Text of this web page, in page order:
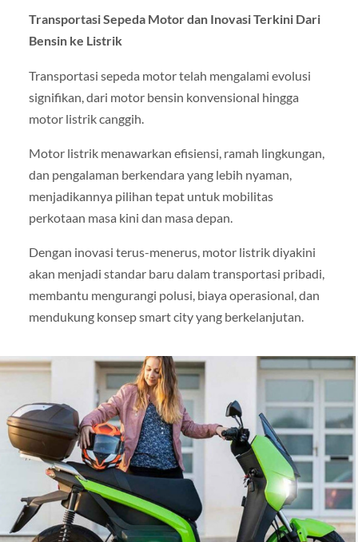
Transportasi Sepeda Motor dan Inovasi Terkini Dari
Bensin ke Listrik
Transportasi sepeda motor telah mengalami evolusi
signifikan, dari motor bensin konvensional hingga
motor listrik canggih.
Motor listrik menawarkan efisiensi, ramah lingkungan,
dan pengalaman berkendara yang lebih nyaman,
menjadikannya pilihan tepat untuk mobilitas
perkotaan masa kini dan masa depan.
Dengan inovasi terus-menerus, motor listrik diyakini
akan menjadi standar baru dalam transportasi pribadi,
membantu mengurangi polusi, biaya operasional, dan
mendukung konsep smart city yang berkelanjutan.